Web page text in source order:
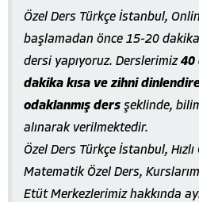
Özel Ders Türkçe İstanbul,
başlamadan önce 15-20
dersi yapıyoruz. Derslerimiz40
dakika kısa ve zihni
odaklanmış ders şeklinde,
alınarak verilmektedir.
Özel Ders Türkçe İstanbul,
Matematik Özel Ders,
Etüt Merkezlerimiz hakkında